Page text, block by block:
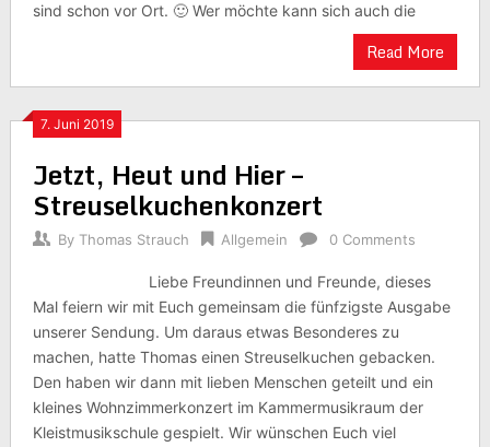
sind schon vor Ort. 🙂 Wer möchte kann sich auch die
Read More
7. Juni 2019
Jetzt, Heut und Hier –
Streuselkuchenkonzert
By Thomas Strauch Allgemein 0 Comments
Liebe Freundinnen und Freunde, dieses
Mal feiern wir mit Euch gemeinsam die fünfzigste Ausgabe
unserer Sendung. Um daraus etwas Besonderes zu
machen, hatte Thomas einen Streuselkuchen gebacken.
Den haben wir dann mit lieben Menschen geteilt und ein
kleines Wohnzimmerkonzert im Kammermusikraum der
Kleistmusikschule gespielt. Wir wünschen Euch viel